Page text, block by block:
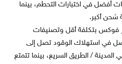
أفضل في اختبارات التحطم، بينما
أكبر.
فوكس بتكلفة أقل وتصنيفات
في استهلاك الوقود تصل إلى
لتر/ 100كم في المدينة / الطريق السريع، بينما تتمتع